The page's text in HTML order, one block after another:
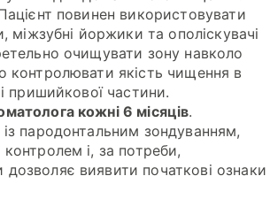
повинен використовувати
міжзубні йоржики та ополіскувачі
очищувати зону навколо
контролювати якість чищення в
і пришийкової частини.
кожні 6 місяців.
пародонтальним зондуванням,
контролем і, за потреби,
виявити початкові ознаки